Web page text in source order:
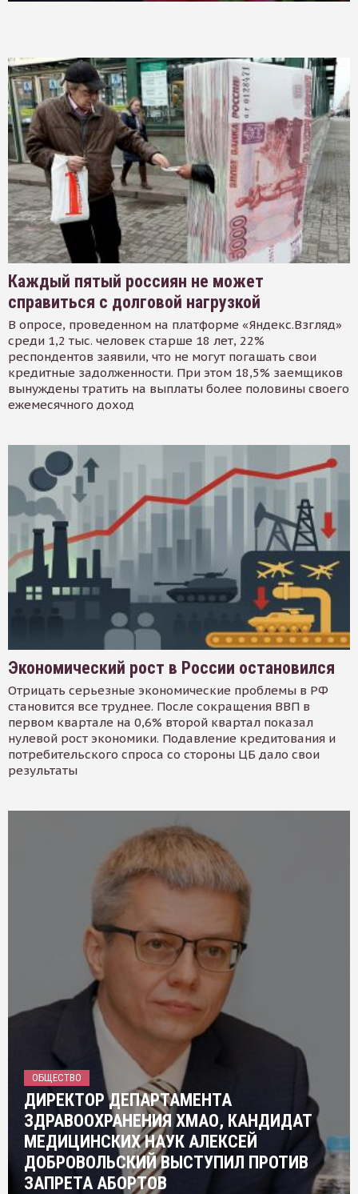
Каждый пятый россиян не может
справиться с долговой нагрузкой
В опросе, проведенном на платформе «Яндекс.Взгляд»
среди 1,2 тыс. человек старше 18 лет, 22%
респондентов заявили, что не могут погашать свои
кредитные задолженности. При этом 18,5% заемщиков
вынуждены тратить на выплаты более половины своего
ежемесячного доход
Экономический рост в России остановился
Отрицать серьезные экономические проблемы в РФ
становится все труднее. После сокращения ВВП в
первом квартале на 0,6% второй квартал показал
нулевой рост экономики. Подавление кредитования и
потребительского спроса со стороны ЦБ дало свои
результаты
ОБЩЕСТВО
ДИРЕКТОР ДЕПАРТАМЕНТА
ЗДРАВООХРАНЕНИЯ ХМАО, КАНДИДАТ
МЕДИЦИНСКИХ НАУК АЛЕКСЕЙ
ДОБРОВОЛЬСКИЙ ВЫСТУПИЛ ПРОТИВ
ЗАПРЕТА АБОРТОВ